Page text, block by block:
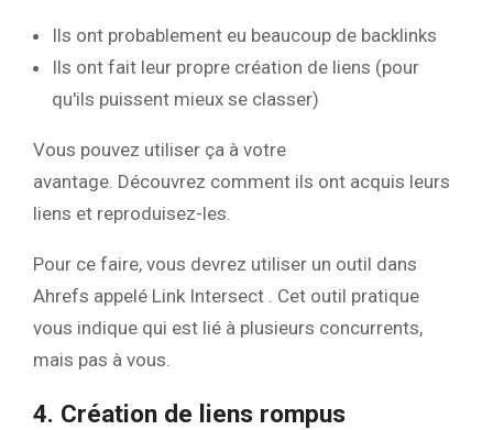
Ils ont probablement eu beaucoup de backlinks
Ils ont fait leur propre création de liens (pour
qu'ils puissent mieux se classer)
Vous pouvez utiliser ça à votre
avantage. Découvrez comment ils ont acquis leurs
liens et reproduisez-les.
Pour ce faire, vous devrez utiliser un outil dans
Ahrefs appelé Link Intersect . Cet outil pratique
vous indique qui est lié à plusieurs concurrents,
mais pas à vous.
4. Création de liens rompus